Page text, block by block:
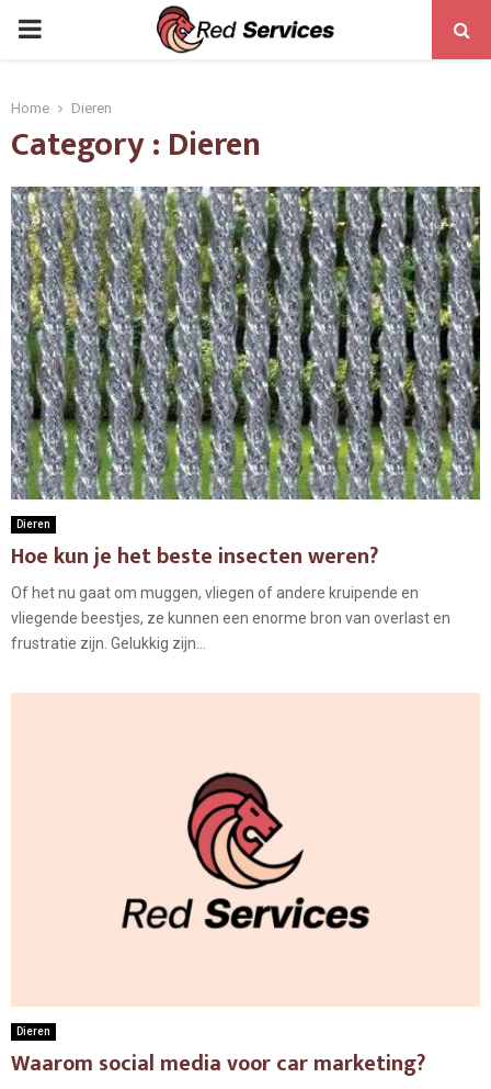
PRIMARY
Home Dieren
Category : Dieren
Dieren
Hoe kun je het beste insecten weren?
Of het nu gaat om muggen, vliegen of andere kruipende en
vliegende beestjes, ze kunnen een enorme bron van overlast en
frustratie zijn. Gelukkig zijn...
Dieren
Waarom social media voor car marketing?